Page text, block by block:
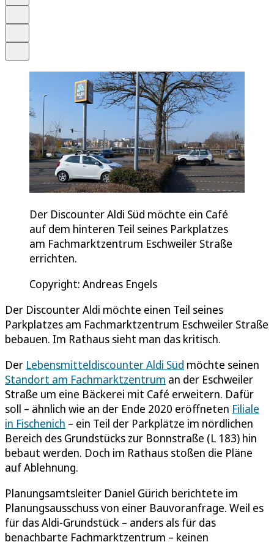
Der Discounter Aldi Süd möchte ein Café
auf dem hinteren Teil seines Parkplatzes
am Fachmarktzentrum Eschweiler Straße
errichten.
Copyright: Andreas Engels
Der Discounter Aldi möchte einen Teil seines
Parkplatzes am Fachmarktzentrum Eschweiler Straße
bebauen. Im Rathaus sieht man das kritisch.
Der Lebensmitteldiscounter Aldi Süd möchte seinen
Standort am Fachmarktzentrum an der Eschweiler
Straße um eine Bäckerei mit Café erweitern. Dafür
soll – ähnlich wie an der Ende 2020 eröffneten Filiale
in Fischenich – ein Teil der Parkplätze im nördlichen
Bereich des Grundstücks zur Bonnstraße (L 183) hin
bebaut werden. Doch im Rathaus stoßen die Pläne
auf Ablehnung.
Planungsamtsleiter Daniel Gürich berichtete im
Planungsausschuss von einer Bauvoranfrage. Weil es
für das Aldi-Grundstück – anders als für das
benachbarte Fachmarktzentrum – keinen